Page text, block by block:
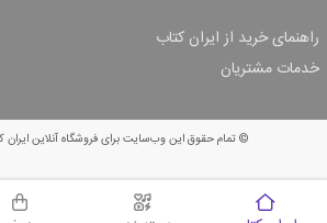
راهنمای خرید از ایران کتاب
ثبت سفارش
شرایط ارسال سفارش
شیوه پرداخت
تخفیف‌های خرید
خدمات مشتریان
© تمام حقوق این وب‌سایت برای فروشگاه آنلاین
سبد